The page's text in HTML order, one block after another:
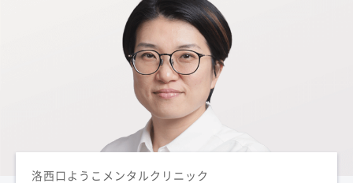
洛西口ようこメンタルクリニック